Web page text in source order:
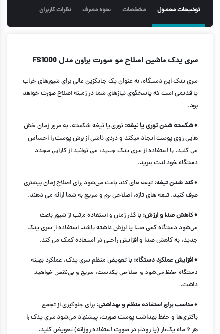
توضیحات محصول مشخصات نحوه مصرف نظرات کاربران
سری یدک ماشین اصلاح مو صورت براون مدل FS1000
سری یدک این دستگاه، به عنوان یک جایگزین عالی برای شیورهای خراب
یا قدیمی است که پاسخگوی نیازهای شما در زمینه اصلاح صورت خواهد
بود.
♦ شکسته شدن توری یا تیغه: توری یا تیغه شکسته، به مرور زمان خش
هایی روی پوست ایجاد میکند و دردی ناشی از برش پوست را احساس
می کنید. با استفاده از سری یدک جدید، می توانید از کارایی مجدد
دستگاه خود لذت ببرید.
♦ کند شدن تیغه: تیغه های کند باعث می‌شود برای اصلاح زمان بیشتری
صرف کنید. تیغه های تازه، اصلاحی نرم و سریع به شما ارائه می دهند.
♦ کاهش صدا و لرزش: با گذر زمان و استفاده مرتب از شیور باعث
می‌شود دستگاه کمی صدا یا لرزش داشته باشد. استفاده از سری یدک
جدید، به کاهش صدا و افزایش راحتی در استفاده کمک می کند.
♦ افزایش عملکرد دستگاه: با تعویض منظم سری یدک، عملکرد بهینه
دستگاه حفظ می‌شود و اصلاحی یکدست، سریع و بی‌نقص خواهید
داشت.
♦ مناسب برای استفاده منظم و بهداشتی: برای جلوگیری از تجمع
باکتری‌ها و حفظ بهداشت پوست صورت، پیشنهاد می‌شود سری یدک را
هر ۶ ماه یک‌بار (یا زودتر در صورت استفاده روزانه) تعویض کنید.